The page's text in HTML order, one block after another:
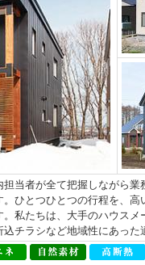
当者が全て把握しながら業
ひとつひとつの行程を、高
私たちは、大手のハウスメ
チラシなど地域性にあった